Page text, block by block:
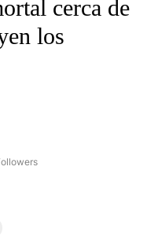
cerca de
los
NEWSOURCE" TO RECEIVE